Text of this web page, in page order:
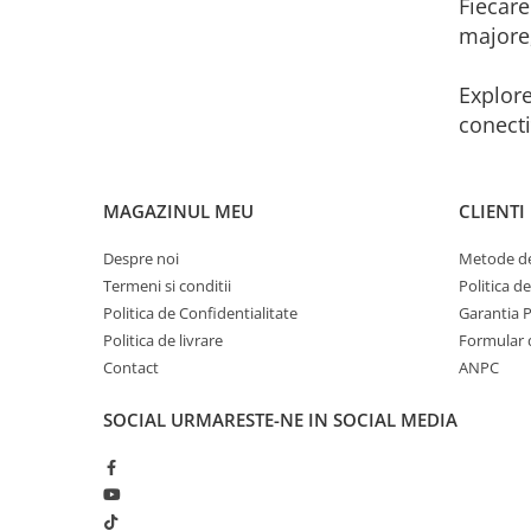
MAGAZINUL MEU
Despre noi
Termeni si conditii
Politica de Confidentialitate
Politica de livrare
Contact
CLIENTI
Metode
Politica
Garantia
Formular
ANPC
SOCIAL URMARESTE-NE IN SOCIAL MEDIA